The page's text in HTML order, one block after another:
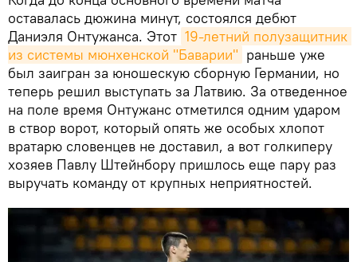
оставалась дюжина минут, состоялся дебют
Даниэля Онтужанса. Этот 19-летний полузащитник
из системы мюнхенской "Баварии" раньше уже
был заигран за юношескую сборную Германии, но
теперь решил выступать за Латвию. За отведенное
на поле время Онтужанс отметился одним ударом
в створ ворот, который опять же особых хлопот
вратарю словенцев не доставил, а вот голкиперу
хозяев Павлу Штейнбору пришлось еще пару раз
выручать команду от крупных неприятностей.